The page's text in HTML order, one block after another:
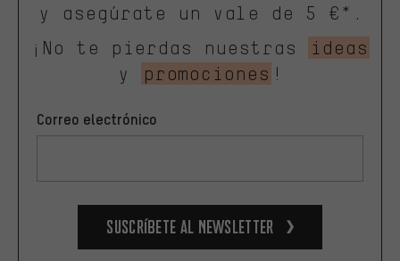
y asegúrate un vale de 5 €*.
¡No te pierdas nuestras
ideas
y
promociones !
Correo electrónico
Suscríbete al newsletter